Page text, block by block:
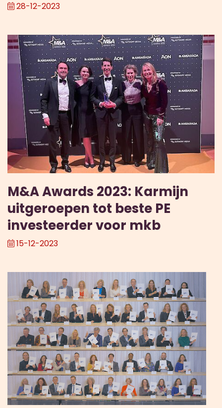
28-12-2023
M&A Awards 2023: Karmijn
uitgeroepen tot beste PE
investeerder voor mkb
15-12-2023